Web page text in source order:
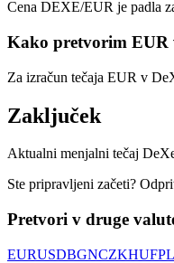
Cena DEXE/EUR je padla
Kako pretvorim EUR
Za izračun tečaja EUR v
Zaključek
Aktualni menjalni tečaj
Ste pripravljeni začeti?
Pretvori v druge
EURUSDBGNCZKHUF